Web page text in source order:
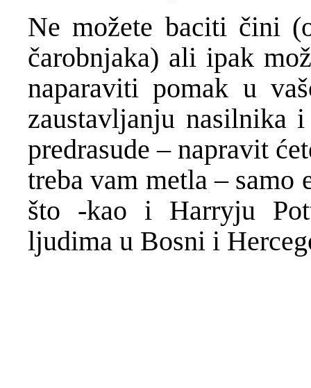
Ne možete baciti čini
čarobnjaka) ali ipak mo
naparaviti pomak u
zaustavljanju nasilnika
predrasude – napravit ć
treba vam metla – samo
što -kao i Harryju
ljudima u Bosni i